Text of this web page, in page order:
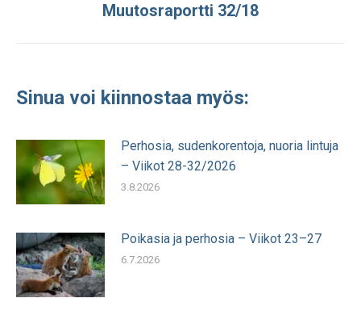
julkaisu:
Muutosraportti 32/18
Sinua voi kiinnostaa myös:
Perhosia, sudenkorentoja, nuoria lintuja
– Viikot 28-32/2026
3.8.2026
Poikasia ja perhosia – Viikot 23–27
6.7.2026